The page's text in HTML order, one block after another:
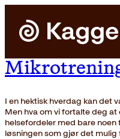
I en hektisk hverdag kan det
Men hva om vi fortalte deg
helsefordeler med bare
løsningen som gjør det mulig